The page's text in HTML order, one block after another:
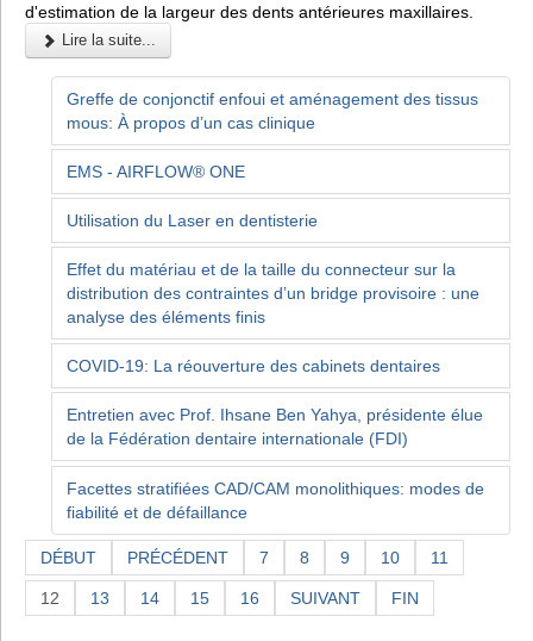
d'estimation de la largeur des dents antérieures maxillaires.
Lire la suite...
Greffe de conjonctif enfoui et aménagement des tissus
mous: À propos d’un cas clinique
EMS - AIRFLOW® ONE
Utilisation du Laser en dentisterie
Effet du matériau et de la taille du connecteur sur la
distribution des contraintes d’un bridge provisoire : une
analyse des éléments finis
COVID-19: La réouverture des cabinets dentaires
Entretien avec Prof. Ihsane Ben Yahya, présidente élue
de la Fédération dentaire internationale (FDI)
Facettes stratifiées CAD/CAM monolithiques: modes de
fiabilité et de défaillance
DÉBUT PRÉCÉDENT 7 8 9 10 11
12 13 14 15 16 SUIVANT FIN